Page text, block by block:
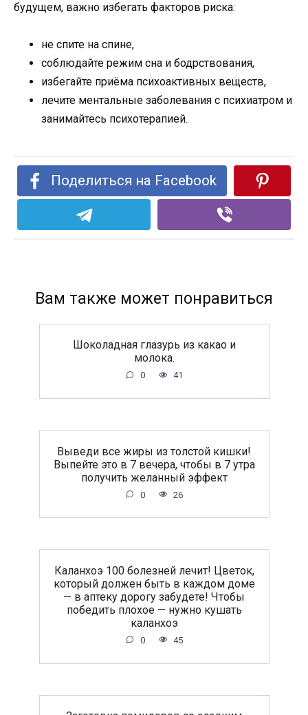
будущем, важно избегать факторов риска:
не спите на спине,
соблюдайте режим сна и бодрствования,
избегайте приёма психоактивных веществ,
лечите ментальные заболевания с психиатром и
занимайтесь психотерапией.
Поделиться на Facebook
Вам также может понравиться
Шоколадная глазурь из какао и
молока.
0 41
Выведи все жиры из толстой кишки!
Выпейте это в 7 вечера, чтобы в 7 утра
получить желанный эффект
0 26
Каланхоэ 100 болезней лечит! Цветок,
который должен быть в каждом доме
— в аптеку дорогу забудете! Чтобы
победить плохое — нужно кушать
каланхоэ
0 45